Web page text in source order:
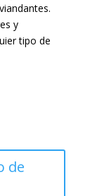
y
tipo de
de